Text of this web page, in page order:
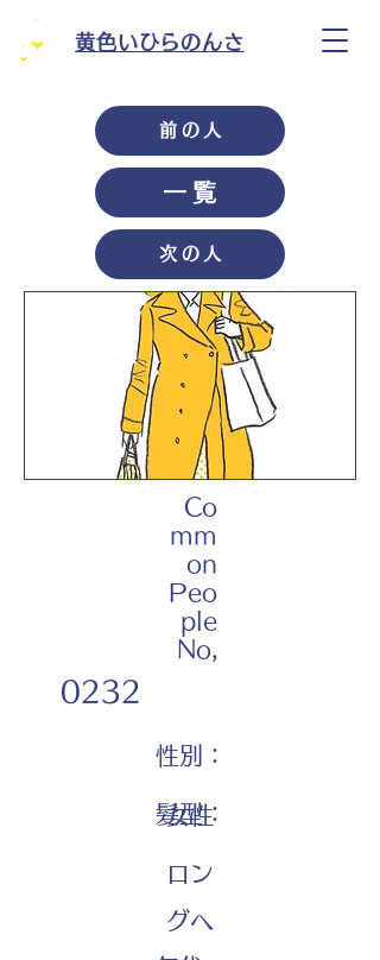
黄色いひらのんさ
前の人
一覧
次の人
Co
mm
on
Peo
ple
No,
0232
性別：
女性
髪型：
ロン
グヘ